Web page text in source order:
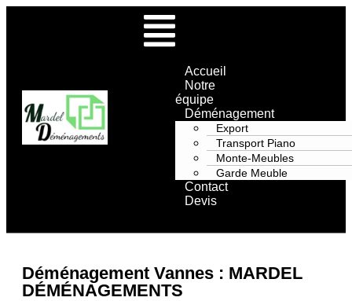
Accueil
Notre
équipe
Déménagement
Export
Transport Piano
Monte-Meubles
Garde Meuble
Contact
Devis
Déménagement Vannes : MARDEL
DÉMÉNAGEMENTS